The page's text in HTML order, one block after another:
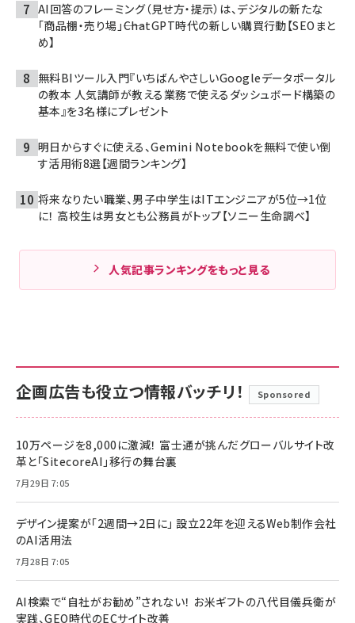
AI回答のフレーミング（見せ方・提示）は、デジタルの新たな
「商品棚・売り場」――ChatGPT時代の新しい購買行動【SEOまと
め】
無料BIツール入門『いちばんやさしいGoogleデータポータル
の教本 人気講師が教える業務で使えるダッシュボード構築の
基本』を3名様にプレゼント
明日からすぐに使える、Gemini Notebookを無料で使い倒
す活用術8選【週間ランキング】
将来なりたい職業、男子中学生はITエンジニアが5位→1位
に！ 高校生は男女とも公務員がトップ【ソニー生命調べ】
人気記事ランキングをもっと見る
企画広告も役立つ情報バッチリ！ Sponsored
10万ページを8,000に激減！ 富士通が挑んだグローバルサイト改
革と「SitecoreAI」移行の舞台裏
7月29日 7:05
デザイン提案が「2週間→2日に」 設立22年を迎えるWeb制作会社
のAI活用法
7月28日 7:05
AI検索で“自社がお勧め”されない！ お米ギフトの八代目儀兵衛が
実践、GEO時代のECサイト改善